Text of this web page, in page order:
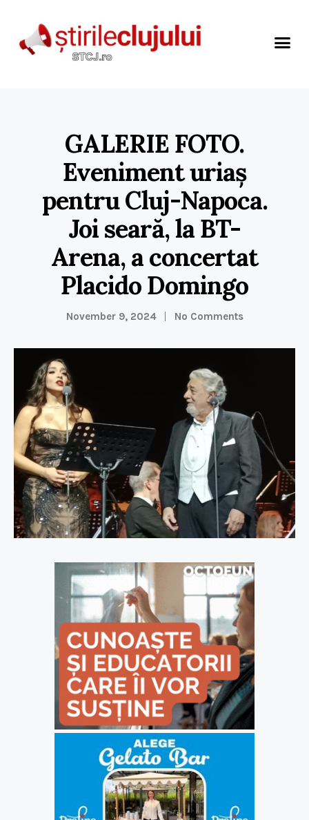
GALERIE FOTO.
Eveniment uriaș
pentru Cluj-Napoca.
Joi seară, la BT-
Arena, a concertat
Placido Domingo
November 9, 2024 No Comments